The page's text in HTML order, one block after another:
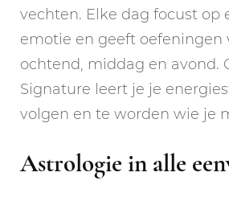
vechten. Elke dag focust op
emotie en geeft oefeningen
ochtend, middag en avond.
Signature leert je je
volgen en te worden wie je
Astrologie in alle